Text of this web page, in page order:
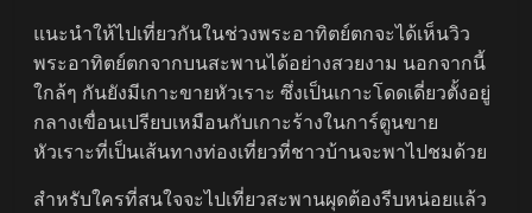
แนะนำให้ไปเที่ยวกันในช่วงพระอาทิตย์ตกจะได้เห็นวิว
พระอาทิตย์ตกจากบนสะพานได้อย่างสวยงาม นอกจากนี้
ใกล้ๆ กันยังมีเกาะขายหัวเราะ ซึ่งเป็นเกาะโดดเดี่ยวตั้งอยู่
กลางเขื่อนเปรียบเหมือนกับเกาะร้างในการ์ตูนขาย
หัวเราะที่เป็นเส้นทางท่องเที่ยวที่ชาวบ้านจะพาไปชมด้วย
สำหรับใครที่สนใจจะไปเที่ยวสะพานผุดต้องรีบหน่อยแล้ว